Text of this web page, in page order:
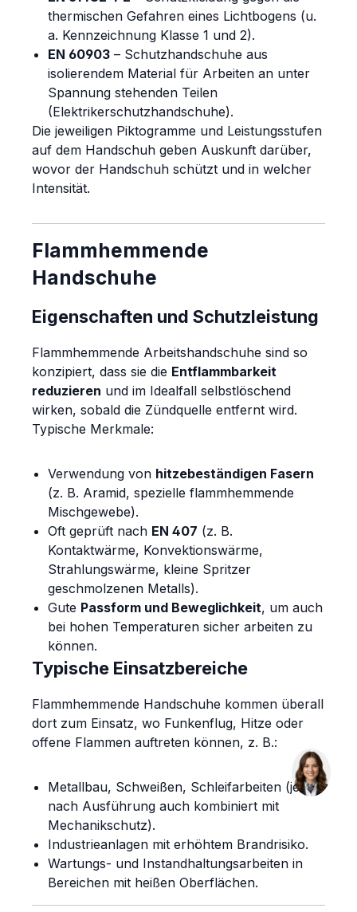
thermischen Gefahren eines Lichtbogens (u.
a. Kennzeichnung Klasse 1 und 2).
EN 60903 – Schutzhandschuhe aus
isolierendem Material für Arbeiten an unter
Spannung stehenden Teilen
(Elektrikerschutzhandschuhe).
Die jeweiligen Piktogramme und Leistungsstufen
auf dem Handschuh geben Auskunft darüber,
wovor der Handschuh schützt und in welcher
Intensität.
Flammhemmende
Handschuhe
Eigenschaften und Schutzleistung
Flammhemmende Arbeitshandschuhe sind so
konzipiert, dass sie die Entflammbarkeit
reduzieren und im Idealfall selbstlöschend
wirken, sobald die Zündquelle entfernt wird.
Typische Merkmale:
Verwendung von hitzebeständigen Fasern
(z. B. Aramid, spezielle flammhemmende
Mischgewebe).
Oft geprüft nach EN 407 (z. B.
Kontaktwärme, Konvektionswärme,
Strahlungswärme, kleine Spritzer
geschmolzenen Metalls).
Gute Passform und Beweglichkeit, um auch
bei hohen Temperaturen sicher arbeiten zu
können.
Typische Einsatzbereiche
Flammhemmende Handschuhe kommen überall
dort zum Einsatz, wo Funkenflug, Hitze oder
offene Flammen auftreten können, z. B.:
Metallbau, Schweißen, Schleifarbeiten (je
nach Ausführung auch kombiniert mit
Mechanikschutz).
Industrieanlagen mit erhöhtem Brandrisiko.
Wartungs- und Instandhaltungsarbeiten in
Bereichen mit heißen Oberflächen.